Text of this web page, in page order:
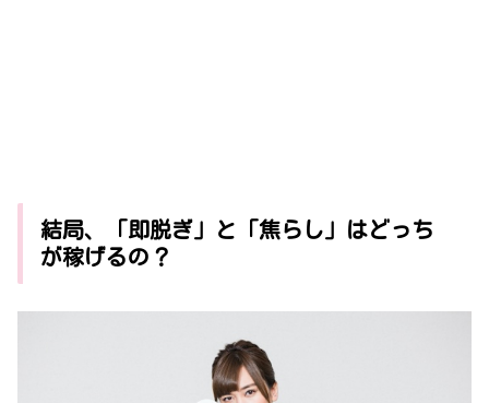
結局、「即脱ぎ」と「焦らし」はどっち
が稼げるの？